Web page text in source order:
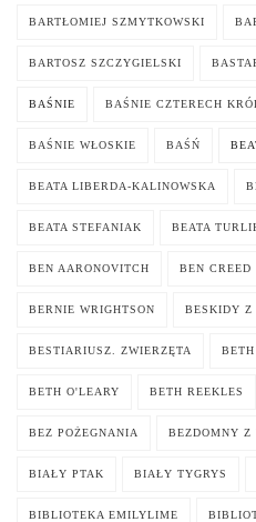
BARTŁOMIEJ SZMYTKOWSKI
BARTOSZ SZCZYGIELSKI
BAŚNIE BAŚNIE CZTERECH
BAŚNIE WŁOSKIE BAŚŃ
BEATA LIBERDA-KALINOWSKA
BEATA STEFANIAK BEATA
BEN AARONOVITCH BEN CREED
BERNIE WRIGHTSON BESKIDY Z
BESTIARIUSZ. ZWIERZĘTA
BETH O'LEARY BETH REEKLES
BEZ POŻEGNANIA BEZDOMNY Z
BIAŁY PTAK BIAŁY TYGRYS
BIBLIOTEKA EMILYLIME